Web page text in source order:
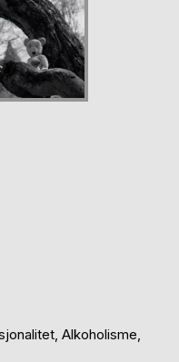
Alkoholisme,